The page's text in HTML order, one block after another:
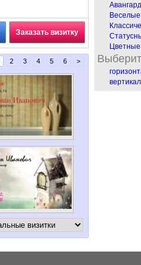
Заказать визитку
Авангард
Веселые
2 3 4 5 6 >